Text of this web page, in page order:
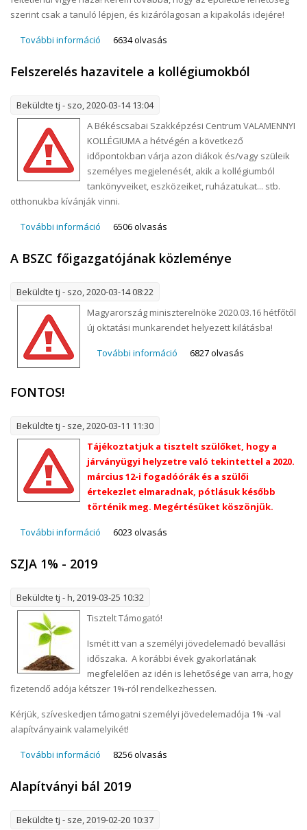
szerint csak a tanuló lépjen, és kizárólagosan a kipakolás idejére!
További információ Felszerelés hazavitele az iskolából tartalommal
6634 olvasás
Felszerelés hazavitele a kollégiumokból
Beküldte tj - szo, 2020-03-14 13:04
A Békéscsabai Szakképzési Centrum VALAMENNYI
KOLLÉGIUMA a hétvégén a következő
időpontokban várja azon diákok és/vagy szüleik
személyes megjelenését, akik a kollégiumból
tankönyveiket, eszközeiket, ruházatukat... stb.
otthonukba kívánják vinni.
További információ Felszerelés hazavitele a kollégiumokból
6506 olvasás
A BSZC főigazgatójának közleménye
Beküldte tj - szo, 2020-03-14 08:22
Magyarország miniszterelnöke 2020.03.16 hétfőtől
új oktatási munkarendet helyezett kilátásba!
További információ A BSZC főigazgatójának
6827 olvasás
FONTOS!
Beküldte tj - sze, 2020-03-11 11:30
Tájékoztatjuk a tisztelt szülőket, hogy a
járványügyi helyzetre való tekintettel a 2020.
március 12-i fogadóórák és a szülői
értekezlet elmaradnak, pótlásuk később
történik meg. Megértésüket köszönjük.
További információ FONTOS! tartalommal kapcsolatosan
6023 olvasás
SZJA 1% - 2019
Beküldte tj - h, 2019-03-25 10:32
Tisztelt Támogató!
Ismét itt van a személyi jövedelemadó bevallási
időszaka. A korábbi évek gyakorlatának
megfelelően az idén is lehetősége van arra, hogy
fizetendő adója kétszer 1%-ról rendelkezhessen.
Kérjük, szíveskedjen támogatni személyi jövedelemadója 1% -val
alapítványaink valamelyikét!
További információ SZJA 1% - 2019 tartalommal kapcsolatosan
8256 olvasás
Alapítványi bál 2019
Beküldte tj - sze, 2019-02-20 10:37